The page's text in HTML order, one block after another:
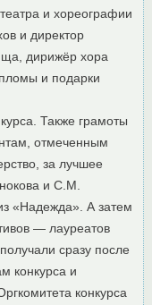
и хореографии
и директор
дирижёр хора
и подарки
Также грамоты
отмеченным
за лучшее
и С.М.
«Надежда». А затем
— лауреатов
сразу после
конкурса и
конкурса